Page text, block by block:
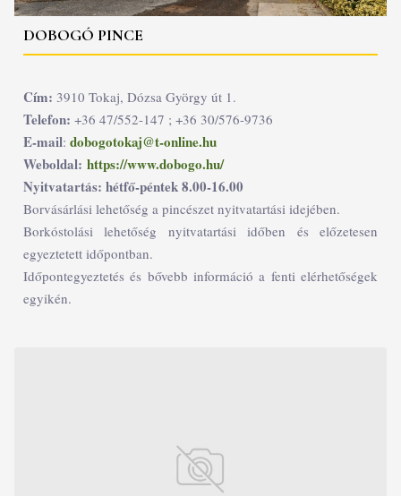
DOBOGÓ PINCE
Cím: 3910 Tokaj, Dózsa György út 1.
Telefon: +36 47/552-147 ; +36 30/576-9736
E-mail: dobogotokaj@t-online.hu
Weboldal: https://www.dobogo.hu/
Nyitvatartás: hétfő-péntek 8.00-16.00
Borvásárlási lehetőség a pincészet nyitvatartási idejében.
Borkóstolási lehetőség nyitvatartási időben és előzetesen
egyeztetett időpontban.
Időpontegyeztetés és bővebb információ a fenti elérhetőségek
egyikén.